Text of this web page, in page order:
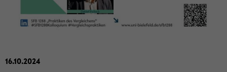
16.10.2024